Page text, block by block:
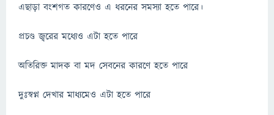
এছাড়া বংশগত কারণেও এ ধরনের সমস্যা হতে পারে।
প্রচণ্ড জ্বরের মধ্যেও এটা হতে পারে
অতিরিক্ত মাদক বা মদ সেবনের কারণে হতে পারে
দুঃস্বপ্ন দেখার মাধ্যমেও এটা হতে পারে